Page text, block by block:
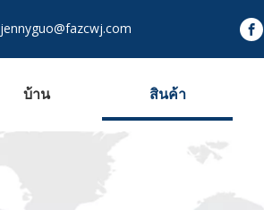
jennyguo@fazcwj.com
บ้าน สินค้า